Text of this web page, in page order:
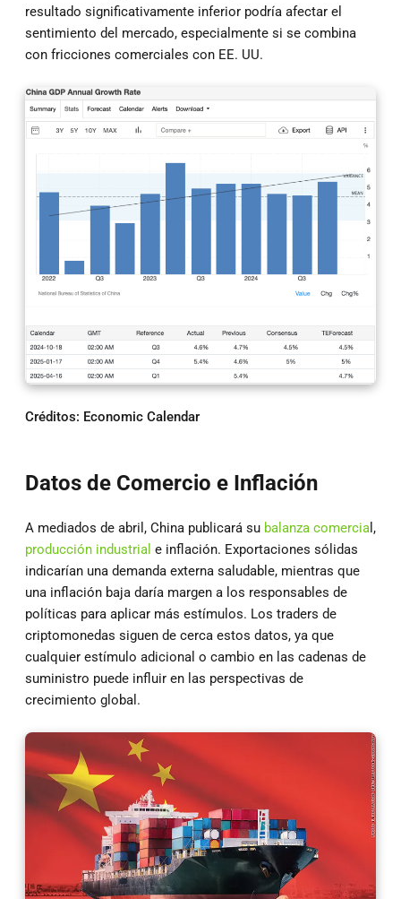
resultado significativamente inferior podría afectar el
sentimiento del mercado, especialmente si se combina
con fricciones comerciales con EE. UU.
Créditos: Economic Calendar
Datos de Comercio e Inflación
A mediados de abril, China publicará su balanza comercia l,
producción industrial e inflación. Exportaciones sólidas
indicarían una demanda externa saludable, mientras que
una inflación baja daría margen a los responsables de
políticas para aplicar más estímulos. Los traders de
criptomonedas siguen de cerca estos datos, ya que
cualquier estímulo adicional o cambio en las cadenas de
suministro puede influir en las perspectivas de
crecimiento global.